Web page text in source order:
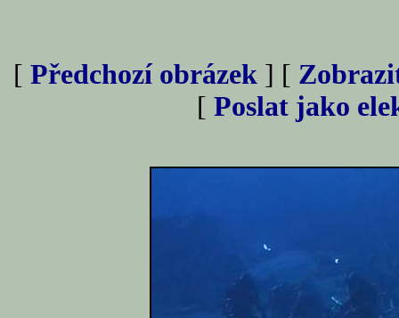
[ Předchozí obrázek ] [
[ Poslat jako